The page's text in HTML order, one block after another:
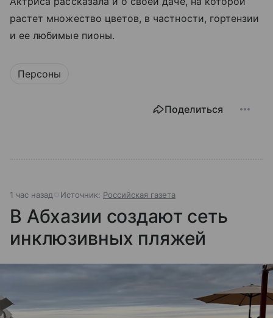
растет множество цветов, в частности, гортензии
и ее любимые пионы.
Персоны
Поделиться
1 час назад Источник: Российская газета
В Абхазии создают сеть
инклюзивных пляжей